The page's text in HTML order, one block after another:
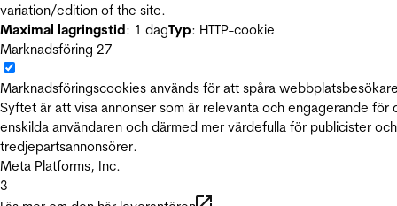
variation/edition of the site.
Maximal lagringstid: 1 dagTyp: HTTP-cookie
Marknadsföring 27
Marknadsföringscookies används för att spåra
Syftet är att visa annonser som är relevanta och engagerande för
enskilda användaren och därmed mer värdefulla för publicister och
tredjepartsannonsörer.
Meta Platforms, Inc.
3